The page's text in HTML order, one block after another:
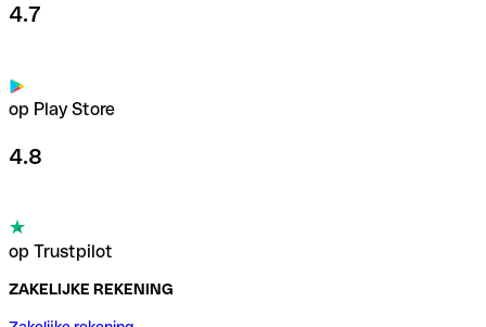
4.7
op Play Store
4.8
op Trustpilot
ZAKELIJKE REKENING